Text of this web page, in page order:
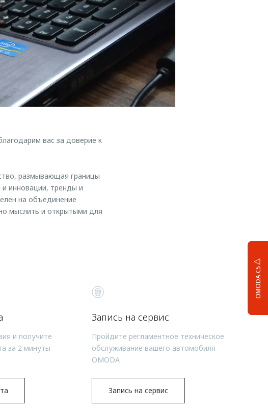
OMODA C5
вас за доверие к
размывающая границы
инновации, тренды и
на объединение
мыслить и открытыми для
и получите
за 2 минуты
Запись на сервис
Пройдите регламентное техническое
обслуживание вашего автомобиля
OMODA
Запись на сервис